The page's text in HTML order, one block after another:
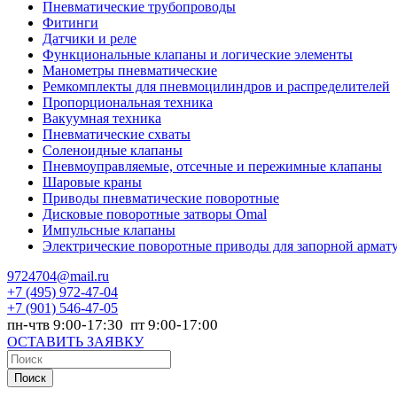
Пневматические трубопроводы
Фитинги
Датчики и реле
Функциональные клапаны и логические элементы
Манометры пневматические
Ремкомплекты для пневмоцилиндров и распределителей
Пропорциональная техника
Вакуумная техника
Пневматические схваты
Соленоидные клапаны
Пневмоуправляемые, отсечные и пережимные клапаны
Шаровые краны
Приводы пневматические поворотные
Дисковые поворотные затворы Omal
Импульсные клапаны
Электрические поворотные приводы для запорной
9724704@mail.ru
+7 (495) 972-47-04
+7 (901) 546-47-05
пн-чтв 9:00-17:30 пт 9:00-17:00
ОСТАВИТЬ ЗАЯВКУ
Поиск